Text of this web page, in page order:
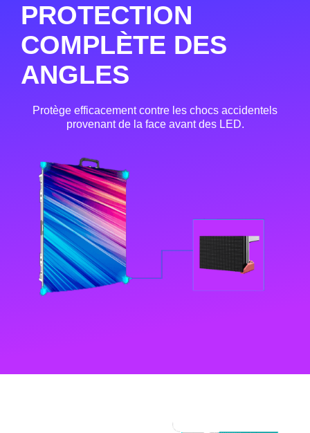
PROTECTION
COMPLÈTE DES
ANGLES
Protège efficacement contre les chocs accidentels
provenant de la face avant des LED.